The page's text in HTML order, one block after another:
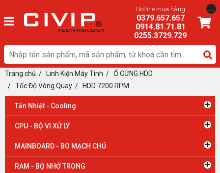
Hotline mua hàng
0379.657.657
0914.81.71.81
0255.3729.729
...
Trang chủ / Linh Kiện Máy Tính / Ổ CỨNG HDD
/ Tốc Độ Vòng Quay / HDD 7200 RPM
Tản Nhiệt - Cooling +
CPU - BỘ VI XỬ LÝ +
MAINBOARD - BO MẠCH CHỦ +
RAM - BỘ NHỚ TRONG +